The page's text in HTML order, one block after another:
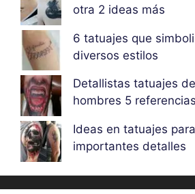
otra 2 ideas más
6 tatuajes que
diversos estilos
Detallistas tatuajes
hombres 5 referencias
Ideas en tatuajes
importantes detalles